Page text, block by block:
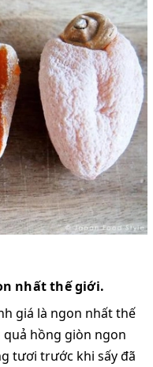
nhất thế giới.
giá là ngon nhất thế
hồng giòn ngon
tươi trước khi sấy đã